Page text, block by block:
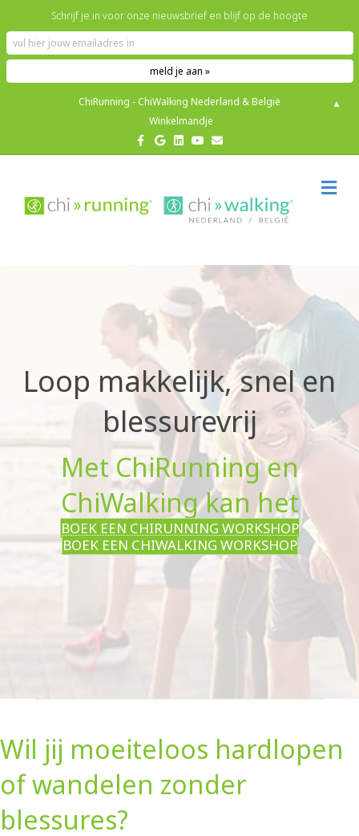
ChiRunning - ChiWalking Nederland & België
Winkelmandje
Facebook
GoogleLinkedinYoutube
Email
Loop makkelijk, snel en
blessurevrij
Met ChiRunning en
ChiWalking kan het
BOEK EEN CHIRUNNING WORKSHOP
BOEK EEN CHIWALKING WORKSHOP
Wil jij moeiteloos hardlopen
of wandelen zonder
blessures?
Schrijf je in voor onze nieuwsbrief en blijf op de hoogte
▲